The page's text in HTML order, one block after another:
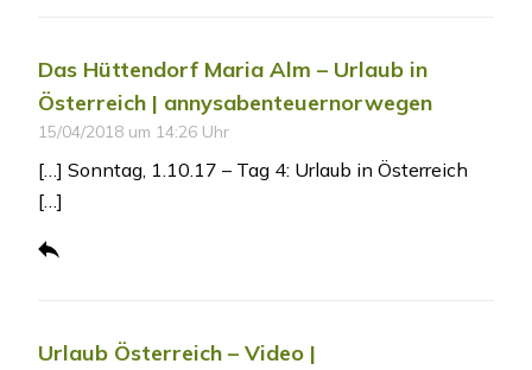
Das Hüttendorf Maria Alm – Urlaub in
Österreich | annysabenteuernorwegen
15/04/2018 um 14:26 Uhr
[…] Sonntag, 1.10.17 – Tag 4: Urlaub in Österreich
[…]
Urlaub Österreich – Video |